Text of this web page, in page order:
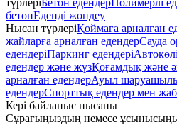
түрлеріБетон едендерПолимерлі
бетонЕденді жөндеу
Нысан түрлеріҚоймаға арналған
жайларға арналған едендерСауда
едендеріПаркинг едендері
едендер және жүзҚоғамдық және
арналған едендерАуыл
едендерСпорттық едендер мен
Кері байланыс нысаны
Сұрағыңыздың немесе